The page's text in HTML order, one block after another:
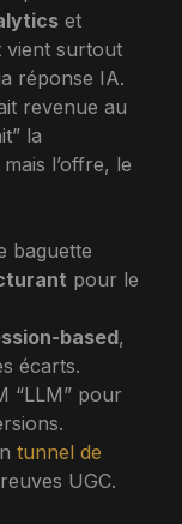
et
vient surtout
réponse IA.
revenue au
la
l’offre, le
baguette
pour le
based,
écarts.
“LLM” pour
tunnel de
UGC.